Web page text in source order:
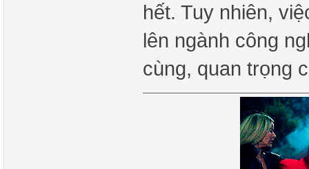
hết. Tuy nhiên,
lên ngành công
cùng, quan trọng